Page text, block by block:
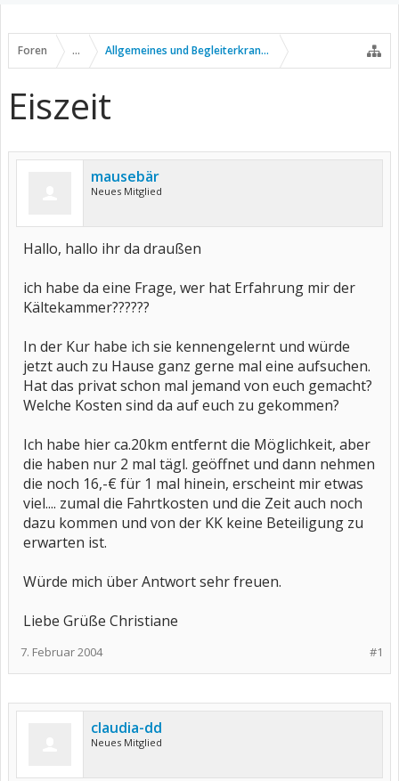
Foren ... Allgemeines und Begleiterkrankungen
Eiszeit
mausebär
Neues Mitglied
Hallo, hallo ihr da draußen
ich habe da eine Frage, wer hat Erfahrung mir der
Kältekammer??????
In der Kur habe ich sie kennengelernt und würde
jetzt auch zu Hause ganz gerne mal eine aufsuchen.
Hat das privat schon mal jemand von euch gemacht?
Welche Kosten sind da auf euch zu gekommen?
Ich habe hier ca.20km entfernt die Möglichkeit, aber
die haben nur 2 mal tägl. geöffnet und dann nehmen
die noch 16,-€ für 1 mal hinein, erscheint mir etwas
viel.... zumal die Fahrtkosten und die Zeit auch noch
dazu kommen und von der KK keine Beteiligung zu
erwarten ist.
Würde mich über Antwort sehr freuen.
Liebe Grüße Christiane
#1
7. Februar 2004
claudia-dd
Neues Mitglied